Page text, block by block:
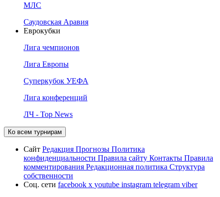
МЛС
Саудовская Аравия
Еврокубки
Лига чемпионов
Лига Европы
Суперкубок УЕФА
Лига конференций
ЛЧ - Top News
Ко всем турнирам
Сайт Редакция Прогнозы Политика
конфиденциальности Правила сайту Контакты Правила
комментирования Редакционная политика Структура
собственности
Соц. сети facebook x youtube instagram telegram viber